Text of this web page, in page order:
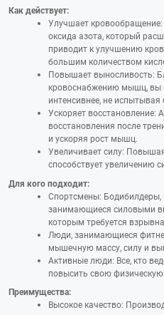
Как действует:
Улучшает кровообращение:
оксида азота, который
приводит к улучшению
большим количеством
Повышает выносливость:
кровоснабжению мышц, вы
интенсивнее, не испытывая
Ускоряет восстановление:
восстановления после
и ускоряя рост мышц.
Увеличивает силу:
способствует увеличению
Для кого подходит:
Спортсмены: Бодибилдеры,
занимающиеся силовыми
которым требуется
Люди, занимающиеся
мышечную массу, силу и
Активные люди: Все, кто
повысить свою
Преимущества:
Высокое качество: